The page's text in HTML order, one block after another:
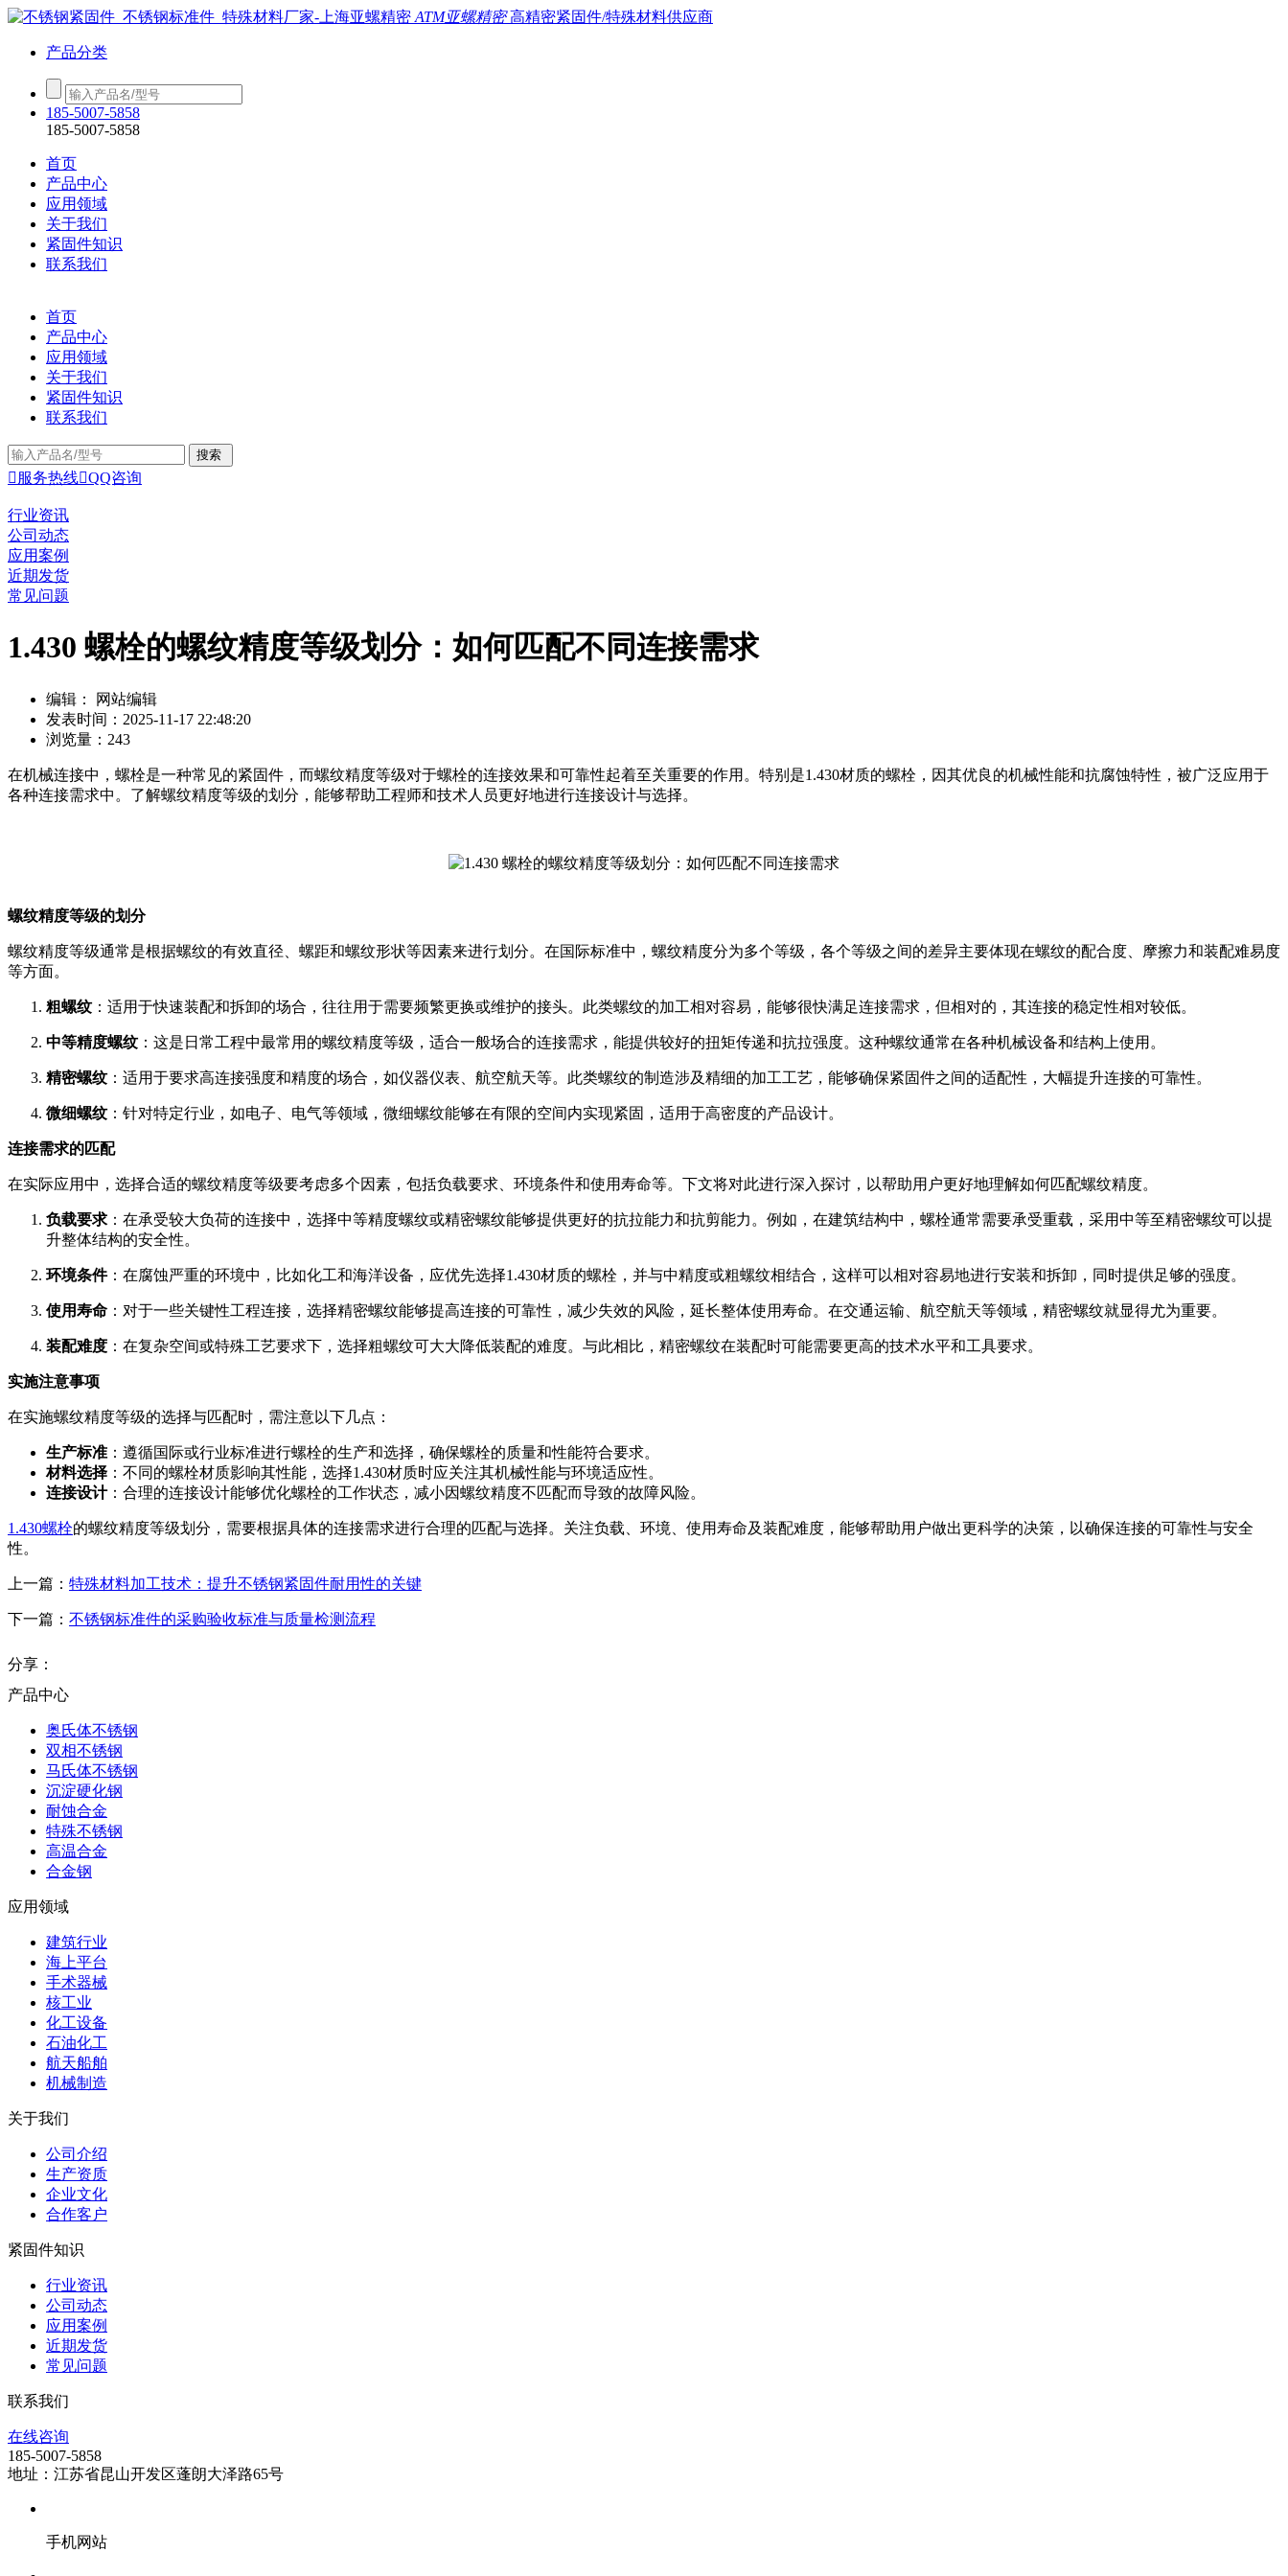
ATM亚螺精密高精密紧固件/特殊材料供应商
产品分类
185-5007-5858
185-5007-5858
首页
产品中心
应用领域
关于我们
紧固件知识
联系我们
首页
产品中心
应用领域
关于我们
紧固件知识
联系我们
 服务热线QQ咨询
行业资讯
公司动态
应用案例
近期发货
常见问题
1.430 螺栓的螺纹精度等级划分：如何匹配不同连接需求
编辑： 网站编辑
发表时间：2025-11-17 22:48:20
浏览量：243
在机械连接中，螺栓是一种常见的紧固件，而螺纹精度等级对于螺栓的连接效果和可靠性起着至关重要的作用。特别是1.430材质的螺栓，因其优良的机械性能和抗腐蚀特性，被广泛应用于
各种连接需求中。了解螺纹精度等级的划分，能够帮助工程师和技术人员更好地进行连接设计与选择。
螺纹精度等级的划分
螺纹精度等级通常是根据螺纹的有效直径、螺距和螺纹形状等因素来进行划分。在国际标准中，螺纹精度分为多个等级，各个等级之间的差异主要体现在螺纹的配合度、摩擦力和装配难易度
等方面。
粗螺纹：适用于快速装配和拆卸的场合，往往用于需要频繁更换或维护的接头。此类螺纹的加工相对容易，能够很快满足连接需求，但相对的，其连接的稳定性相对较低。
中等精度螺纹：这是日常工程中最常用的螺纹精度等级，适合一般场合的连接需求，能提供较好的扭矩传递和抗拉强度。这种螺纹通常在各种机械设备和结构上使用。
精密螺纹：适用于要求高连接强度和精度的场合，如仪器仪表、航空航天等。此类螺纹的制造涉及精细的加工工艺，能够确保紧固件之间的适配性，大幅提升连接的可靠性。
微细螺纹：针对特定行业，如电子、电气等领域，微细螺纹能够在有限的空间内实现紧固，适用于高密度的产品设计。
连接需求的匹配
在实际应用中，选择合适的螺纹精度等级要考虑多个因素，包括负载要求、环境条件和使用寿命等。下文将对此进行深入探讨，以帮助用户更好地理解如何匹配螺纹精度。
负载要求 ：在承受较大负荷的连接中，选择中等精度螺纹或精密螺纹能够提供更好的抗拉能力和抗剪能力。例如，在建筑结构中，螺栓通常需要承受重载，采用中等至精密螺纹可以提
升整体结构的安全性。
环境条件：在腐蚀严重的环境中，比如化工和海洋设备，应优先选择1.430材质的螺栓，并与中精度或粗螺纹相结合，这样可以相对容易地进行安装和拆卸，同时提供足够的强度。
使用寿命 ：对于一些关键性工程连接，选择精密螺纹能够提高连接的可靠性，减少失效的风险，延长整体使用寿命。在交通运输、航空航天等领域，精密螺纹就显得尤为重要。
装配难度 ：在复杂空间或特殊工艺要求下，选择粗螺纹可大大降低装配的难度。与此相比，精密螺纹在装配时可能需要更高的技术水平和工具要求。
实施注意事项
在实施螺纹精度等级的选择与匹配时，需注意以下几点：
生产标准 ：遵循国际或行业标准进行螺栓的生产和选择，确保螺栓的质量和性能符合要求。
材料选择 ：不同的螺栓材质影响其性能，选择1.430材质时应关注其机械性能与环境适应性。
连接设计：合理的连接设计能够优化螺栓的工作状态，减小因螺纹精度不匹配而导致的故障风险。
1.430螺栓的螺纹精度等级划分，需要根据具体的连接需求进行合理的匹配与选择。关注负载、环境、使用寿命及装配难度，能够帮助用户做出更科学的决策，以确保连接的可靠性与安全
性。
上一篇： 特殊材料加工技术：提升不锈钢紧固件耐用性的关键
下一篇： 不锈钢标准件的采购验收标准与质量检测流程
分享：
产品中心
奥氏体不锈钢
双相不锈钢
马氏体不锈钢
沉淀硬化钢
耐蚀合金
特殊不锈钢
高温合金
合金钢
应用领域
建筑行业
海上平台
手术器械
核工业
化工设备
石油化工
航天船舶
机械制造
关于我们
公司介绍
生产资质
企业文化
合作客户
紧固件知识
行业资讯
公司动态
应用案例
近期发货
常见问题
联系我们
在线咨询
185-5007-5858
地址：江苏省昆山开发区蓬朗大泽路65号
手机网站